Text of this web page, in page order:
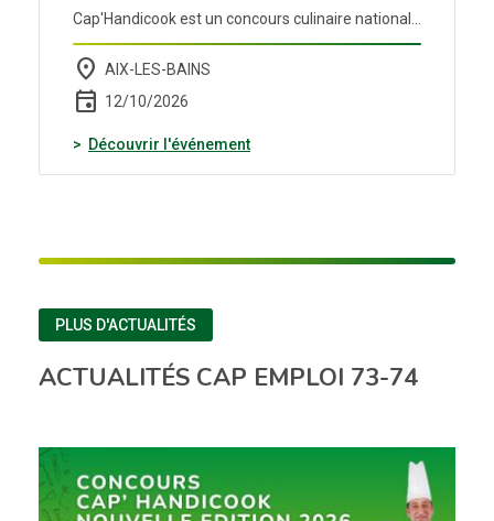
place AIX-LES-BAINS
event 12/10/2026
Découvrir l'événement(nouvelle fenêtre)
ACTUALITÉS CAP EMPLOI 73-74
PLUS D'ACTUALITÉS